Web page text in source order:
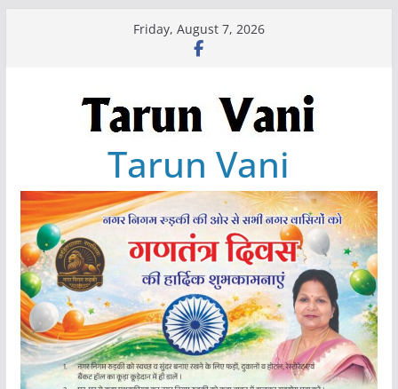
Friday, August 7, 2026
Tarun Vani